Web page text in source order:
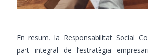
En resum, la Responsabilitat Social
part integral de l’estratègia